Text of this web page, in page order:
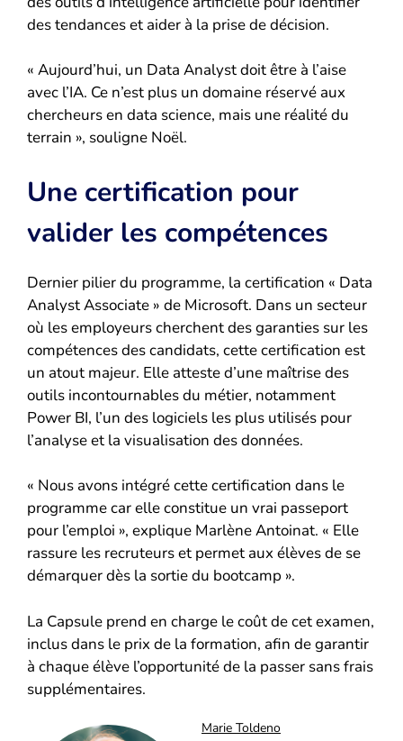
des tendances et aider à la prise de décision.
« Aujourd’hui, un Data Analyst doit être à l’aise
avec l’IA. Ce n’est plus un domaine réservé aux
chercheurs en data science, mais une réalité du
terrain », souligne Noël.
Une certification pour
valider les compétences
Dernier pilier du programme, la certification « Data
Analyst Associate » de Microsoft. Dans un secteur
où les employeurs cherchent des garanties sur les
compétences des candidats, cette certification est
un atout majeur. Elle atteste d’une maîtrise des
outils incontournables du métier, notamment
Power BI, l’un des logiciels les plus utilisés pour
l’analyse et la visualisation des données.
« Nous avons intégré cette certification dans le
programme car elle constitue un vrai passeport
pour l’emploi », explique Marlène Antoinat. « Elle
rassure les recruteurs et permet aux élèves de se
démarquer dès la sortie du bootcamp ».
La Capsule prend en charge le coût de cet examen,
inclus dans le prix de la formation, afin de garantir
à chaque élève l’opportunité de la passer sans frais
supplémentaires.
Marie Toldeno